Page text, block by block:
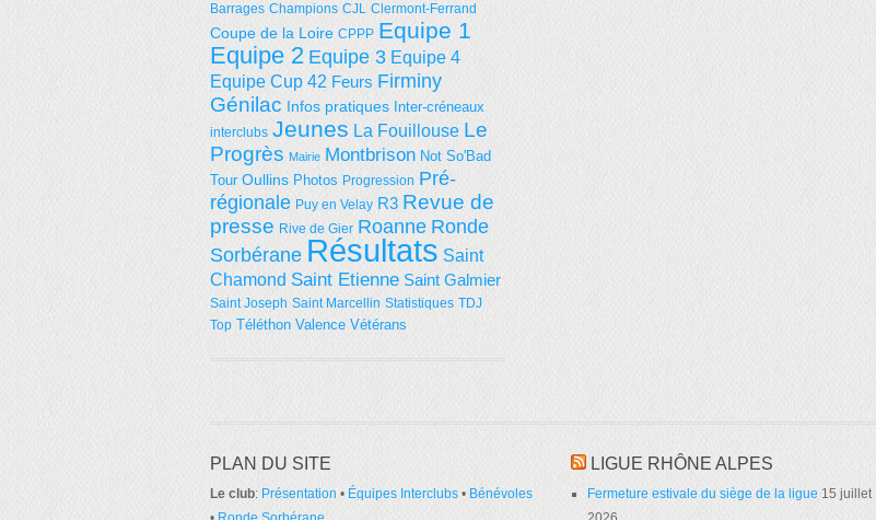
Barrages Champions CJL Clermont-Ferrand
Coupe de la Loire CPPP Equipe 1
Equipe 2 Equipe 3 Equipe 4
Equipe Cup 42 Feurs Firminy
Génilac Infos pratiques Inter-créneaux
interclubs Jeunes La Fouillouse Le
Progrès Mairie Montbrison Not So'Bad
Tour Oullins Photos Progression Pré-
régionale Puy en Velay R3 Revue de
presse Rive de Gier Roanne Ronde
Sorbérane Résultats Saint
Chamond Saint Etienne Saint Galmier
Saint Joseph Saint Marcellin Statistiques TDJ
Top Téléthon Valence Vétérans
PLAN DU SITE
Le club: Présentation • Équipes Interclubs • Bénévoles
LIGUE RHÔNE ALPES
Fermeture estivale du siège de la ligue 15 juillet